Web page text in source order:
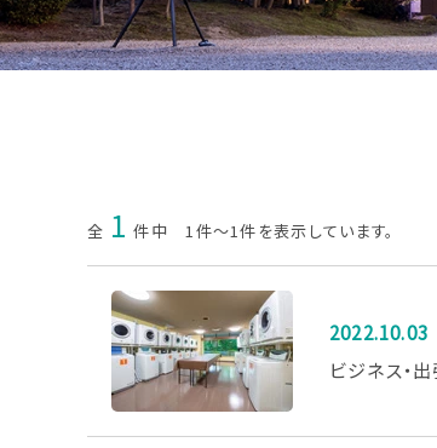
全 1 件中 1件～1件を表示しています。
2022.10.03
ビジネス・